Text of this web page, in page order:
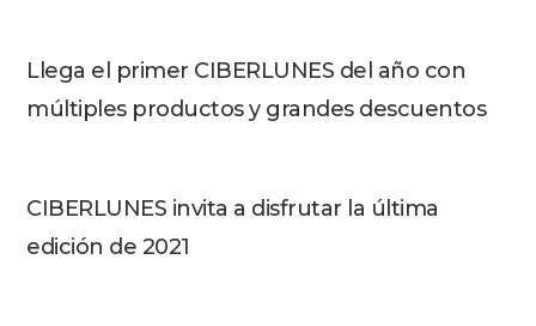
Llega el primer CIBERLUNES del año con
múltiples productos y grandes descuentos
CIBERLUNES invita a disfrutar la última
edición de 2021